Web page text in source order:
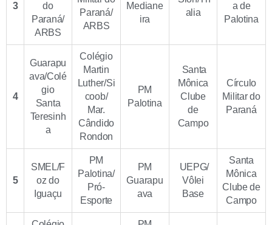
3
do
Paraná/
ARBS
Paraná/
ARBS
Mediane
ira
alia
a de
Palotina
4
Guarapu
ava/Colé
gio
Santa
Teresinh
a
Colégio
Martin
Luther/Si
coob/
Mar.
Cândido
Rondon
PM
Palotina
Santa
Mônica
Clube
de
Campo
Círculo
Militar do
Paraná
5
SMEL/F
oz do
Iguaçu
PM
Palotina/
Pró-
Esporte
PM
Guarapu
ava
UEPG/
Vôlei
Base
Santa
Mônica
Clube de
Campo